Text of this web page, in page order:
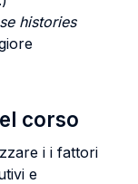
histories
corso
i i fattori
e